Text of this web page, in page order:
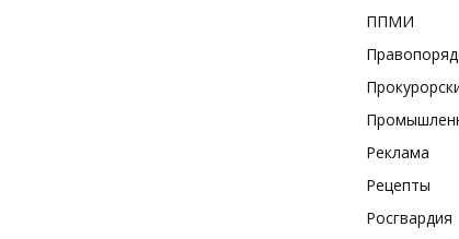
ППМИ
Реклама
Рецепты
Росгвардия